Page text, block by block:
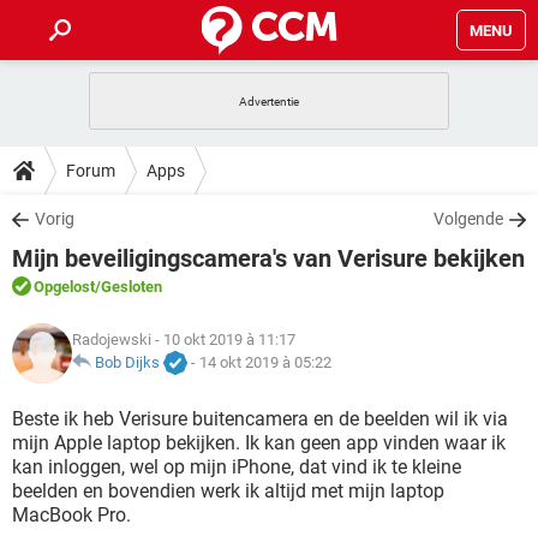
MENU
INSTAGRAM
NETFLIX
GRATIS SNAPCHAT
TIKTOK
HOW-TO
VIDEOBELLEN
NETFLIX
GRATIS
TIKTOK
DOWNLOADS
VIDEOBELLEN GAMES
INSTAGRAM
NETFLIX CORONAVIRUS
GRATIS
TIKTOK
FORUM
VIDEOBELLEN
INSTAGRAM WINDOWS 10
GRATIS SNAPCHAT
TIKTOK
ARTIKELEN
VIDEOBELLEN
INSTAGRAM WINDOWS 10
NETFLIX CORONAVIRUS
GRATIS SNAPCHAT
Forum Apps
Vorig Volgende
Mijn beveiligingscamera's van Verisure bekijken
Opgelost/Gesloten
Radojewski - 10 okt 2019 à 11:17
Bob Dijks
- 14 okt 2019 à 05:22
Beste ik heb Verisure buitencamera en de beelden wil ik via
mijn Apple laptop bekijken. Ik kan geen app vinden waar ik
kan inloggen, wel op mijn iPhone, dat vind ik te kleine
beelden en bovendien werk ik altijd met mijn laptop
MacBook Pro.